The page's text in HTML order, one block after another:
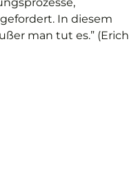
In diesem
man tut es.” (Erich